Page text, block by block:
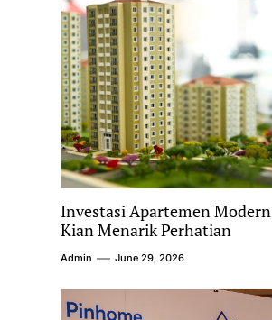
Investasi Apartemen Modern
Kian Menarik Perhatian
Admin June 29, 2026